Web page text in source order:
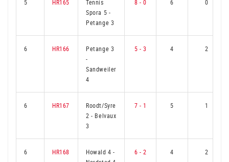
5 HR165
Tennis
Spora 5 -
Petange 3
8 - 0 6 0
6 HR166
Petange 3
-
Sandweiler
4
5 - 3 4 2
6 HR167
Roodt/Syre
2- Belvaux
3
7 - 1 5 1
6 HR168 Howald 4-
6 - 2 4 2